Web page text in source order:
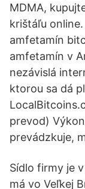
MDMA,
krištáľu
amfetamín
amfetamín v
nezávislá
ktorou sa dá
prevod)
prevádzkuje,
Sídlo firmy je
má vo Veľkej